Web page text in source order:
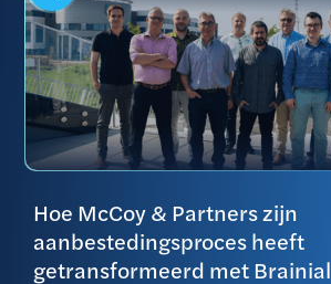
Hoe McCoy & Partners zijn
aanbestedingsproces heeft
getransformeerd met Brainial